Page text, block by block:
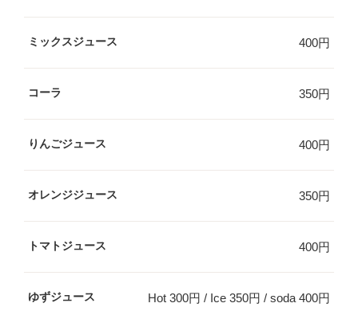
ミックスジュース 400円
コーラ 350円
りんごジュース 400円
オレンジジュース 350円
トマトジュース 400円
ゆずジュース Hot 300円 / Ice 350円 / soda 400円